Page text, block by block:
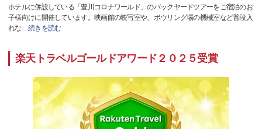
ホテルに併設している「豊川コロナワールド」のバックヤードツアーをご宿泊のお
子様向けに開催しています。映画館の映写室や、ボウリング場の機械室など普段入
れな…続きを読む
楽天トラベルゴールドアワード２０２５受賞